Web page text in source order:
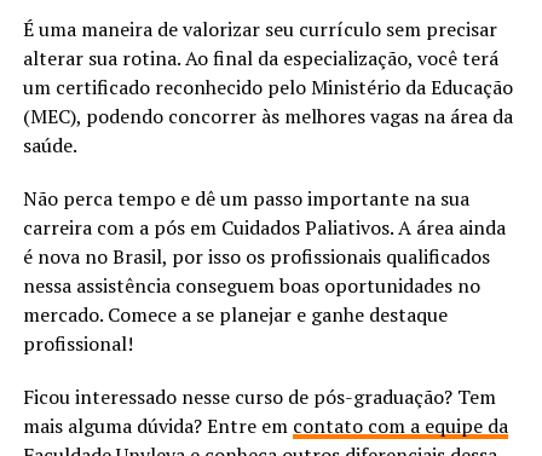
É uma maneira de valorizar seu currículo sem precisar
alterar sua rotina. Ao final da especialização, você terá
um certificado reconhecido pelo Ministério da Educação
(MEC), podendo concorrer às melhores vagas na área da
saúde.
Não perca tempo e dê um passo importante na sua
carreira com a pós em Cuidados Paliativos. A área ainda
é nova no Brasil, por isso os profissionais qualificados
nessa assistência conseguem boas oportunidades no
mercado. Comece a se planejar e ganhe destaque
profissional!
Ficou interessado nesse curso de pós-graduação? Tem
mais alguma dúvida? Entre em contato com a equipe da